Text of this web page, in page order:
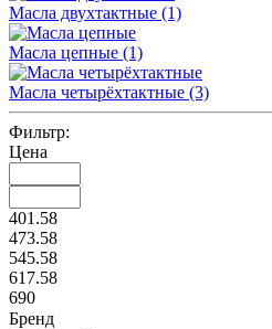
Масла двухтактные (1)
Масла цепные (1)
Масла четырёхтактные (3)
Фильтр:
Цена
401.58
473.58
545.58
617.58
690
Бренд